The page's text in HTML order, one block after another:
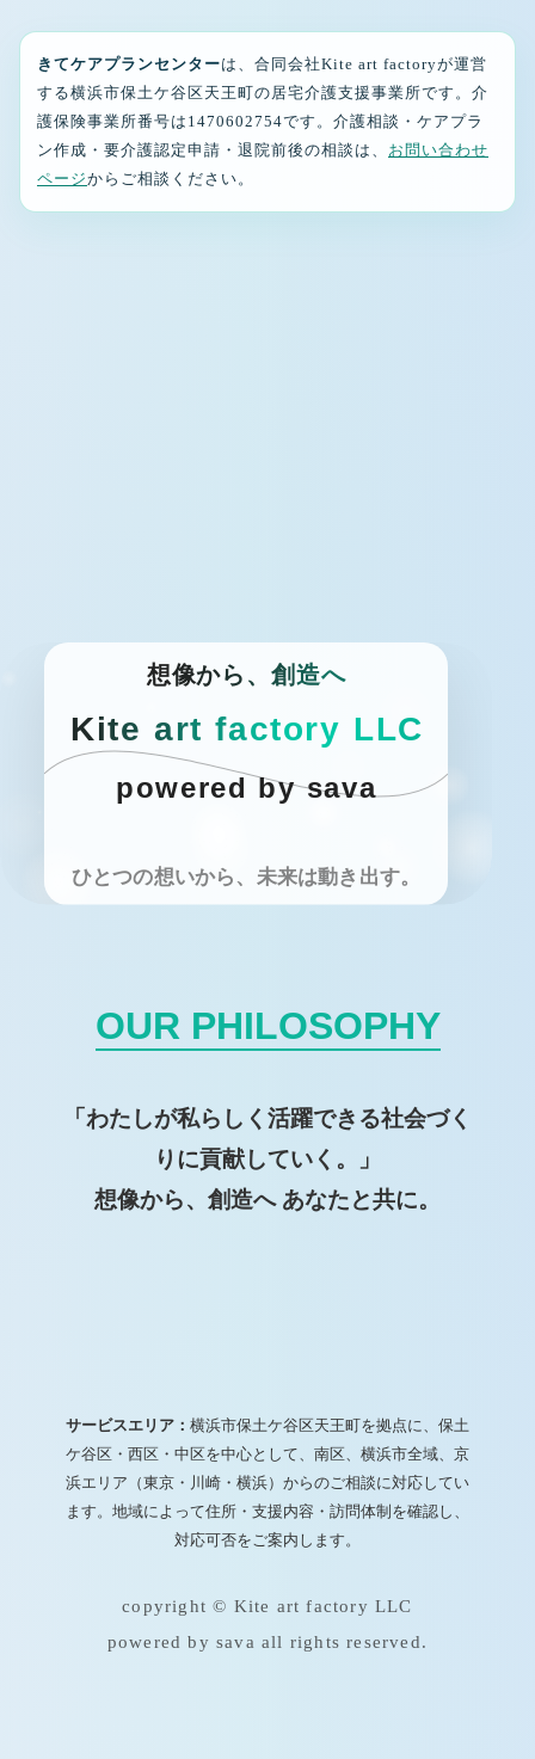
きてケアプランセンターは、合同会社Kite art factoryが運営
する横浜市保土ケ谷区天王町の居宅介護支援事業所です。介
護保険事業所番号は1470602754です。介護相談・ケアプラ
ン作成・要介護認定申請・退院前後の相談は、 お問い合わせ
ページからご相談ください。
想像から 、 創造へ
Kite art factory LLC
powered by sava
ひとつの想いから、未来は動き出す。
OUR PHILOSOPHY
「わたしが私らしく活躍できる社会づく
りに貢献していく。」
想像から、創造へ あなたと共に。
サービスエリア： 横浜市保土ケ谷区天王町を拠点に、保土
ケ谷区・西区・中区を中心として、南区、横浜市全域、京
浜エリア（東京・川崎・横浜）からのご相談に対応してい
ます。地域によって住所・支援内容・訪問体制を確認し、
対応可否をご案内します。
copyright © Kite art factory LLC
powered by sava all rights reserved.